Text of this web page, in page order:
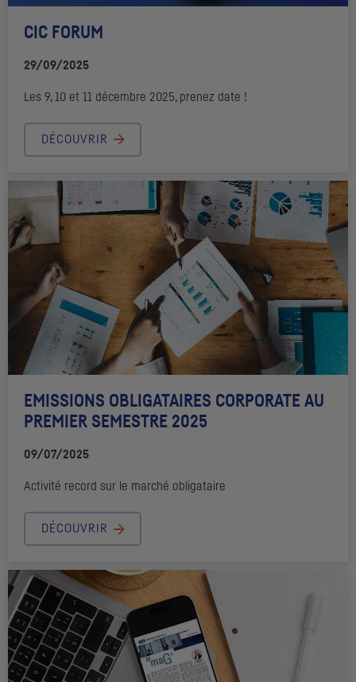
CIC FORUM
29/09/2025
Les 9, 10 et 11 décembre 2025, prenez date !
DÉCOUVRIR
EMISSIONS OBLIGATAIRES CORPORATE AU
PREMIER SEMESTRE 2025
09/07/2025
Activité record sur le marché obligataire
DÉCOUVRIR